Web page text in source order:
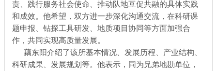
责、践行服务社会使命、推动队地互促共融的具体实践
和成效。他希望，双方进一步深化沟通交流，在科研课
题申报、钻探工具研发、地质项目协同等方面加强合
作，共同实现高质量发展。
藕东阳介绍了该所基本情况、发展历程、产业结构、
科研成果、发展规划等。他表示，同为兄弟地勘单位，